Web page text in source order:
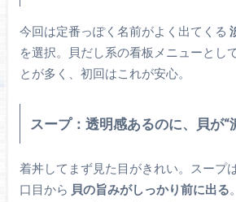
今回は定番っぽく名前がよく出てくる
を選択。貝だし系の看板メニューとし
とが多く、初回はこれが安心。
スープ：透明感あるのに、貝が“
着丼してまず見た目がきれい。スープ
口目から 貝の旨みがしっかり前に出る